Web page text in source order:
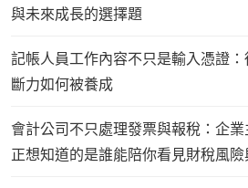
與未來成長的選擇題
記帳人員工作內容不只是輸入憑證
斷力如何被養成
會計公司不只處理發票與報稅：企
正想知道的是誰能陪你看見財稅風